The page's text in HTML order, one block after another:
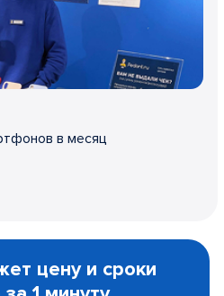
в месяц
цену и сроки